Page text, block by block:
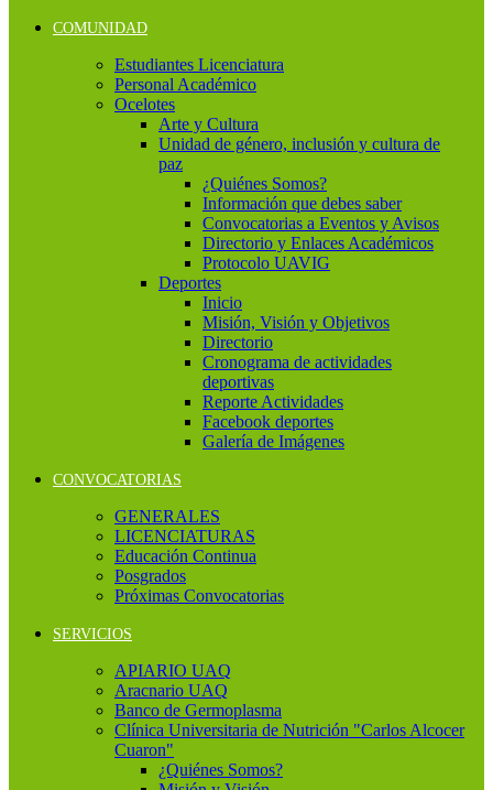
COMUNIDAD
Estudiantes Licenciatura
Personal Académico
Ocelotes
Arte y Cultura
Unidad de género, inclusión y cultura de
paz
¿Quiénes Somos?
Información que debes saber
Convocatorias a Eventos y Avisos
Directorio y Enlaces Académicos
Protocolo UAVIG
Deportes
Inicio
Misión, Visión y Objetivos
Directorio
Cronograma de actividades
deportivas
Reporte Actividades
Facebook deportes
Galería de Imágenes
CONVOCATORIAS
GENERALES
LICENCIATURAS
Educación Continua
Posgrados
Próximas Convocatorias
SERVICIOS
APIARIO UAQ
Aracnario UAQ
Banco de Germoplasma
Clínica Universitaria de Nutrición "Carlos Alcocer
Cuaron"
¿Quiénes Somos?